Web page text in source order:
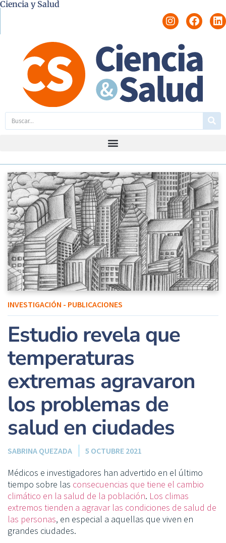
Ciencia y Salud
INVESTIGACIÓN - PUBLICACIONES
Estudio revela que
temperaturas
extremas agravaron
los problemas de
salud en ciudades
SABRINA QUEZADA 5 OCTUBRE 2021
Médicos e investigadores han advertido en el último
tiempo sobre las consecuencias que tiene el cambio
climático en la salud de la población. Los climas
extremos tienden a agravar las condiciones de salud de
las personas, en especial a aquellas que viven en
grandes ciudades.